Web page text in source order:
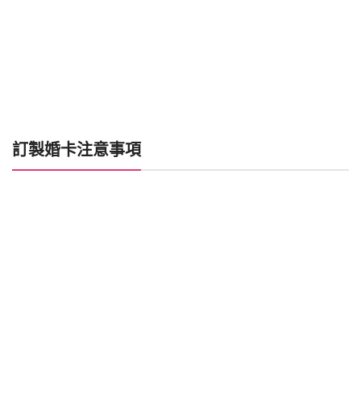
訂製婚卡注意事項